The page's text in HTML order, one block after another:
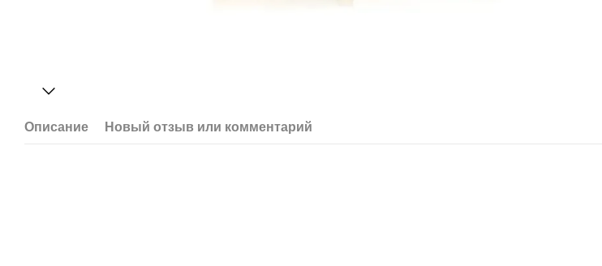
Описание Новый отзыв или комментарий